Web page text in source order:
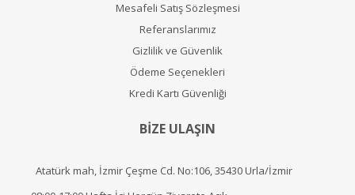
Mesafeli Satış Sözleşmesi
Referanslarımız
Gizlilik ve Güvenlik
Ödeme Seçenekleri
Kredi Kartı Güvenliği
BİZE ULAŞIN
Atatürk mah, İzmir Çeşme Cd. No:106, 35430 Urla/İzmir